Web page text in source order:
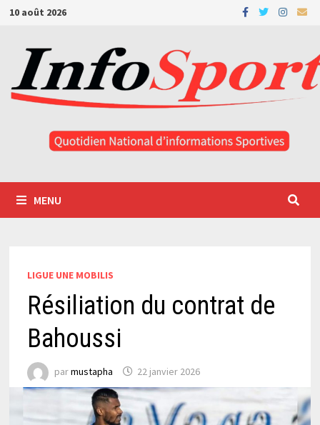
Passer
contenu
10 août 2026
MENU
LIGUE UNE MOBILIS
Résiliation du contrat de
Bahoussi
parmustapha 22 janvier 2026